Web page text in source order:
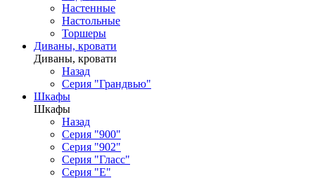
Настенные
Настольные
Торшеры
Диваны, кровати
Диваны, кровати
Назад
Серия "Грандвью"
Шкафы
Шкафы
Назад
Серия "900"
Серия "902"
Серия "Гласс"
Серия "Е"